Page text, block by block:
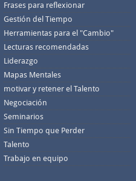
Frases para reflexionar
Gestión del Tiempo
Herramientas para el "Cambio"
Lecturas recomendadas
Liderazgo
Mapas Mentales
motivar y retener el Talento
Negociación
Seminarios
Sin Tiempo que Perder
Talento
Trabajo en equipo